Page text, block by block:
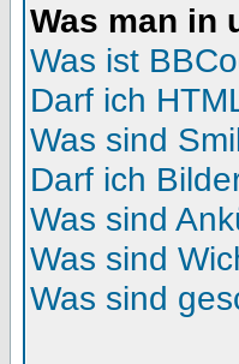
Was man in
Was ist
Darf ich
Was sind
Darf ich
Was sind
Was sind
Was sind